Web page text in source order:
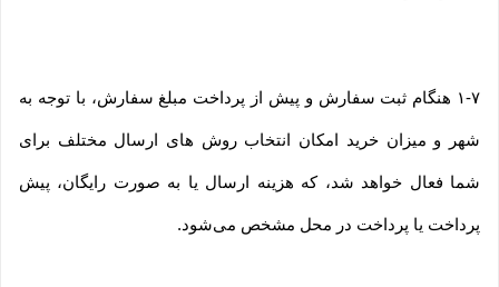
۱-۷ هنگام ثبت سفارش و پیش از پرداخت مبلغ سفارش، با توجه به
شهر و میزان خرید امکان انتخاب روش های ارسال مختلف برای
شما فعال خواهد شد، که هزینه ارسال یا به صورت رایگان، پیش
پرداخت یا پرداخت در محل مشخص می‌شود.